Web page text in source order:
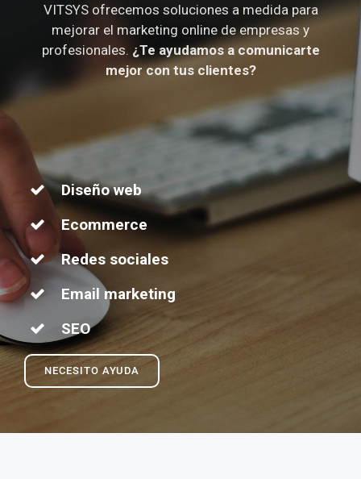
VITSYS ofrecemos soluciones a medida para
mejorar el marketing online de empresas y
profesionales. ¿Te ayudamos a comunicarte
mejor con tus clientes?
Diseño web
Ecommerce
Redes sociales
Email marketing
SEO
NECESITO AYUDA